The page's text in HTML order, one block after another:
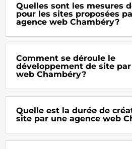
Quelles sont les mesures
pour les sites proposées
agence web Chambéry?
Comment se déroule le
développement de site
web Chambéry?
Quelle est la durée de
site par une agence web